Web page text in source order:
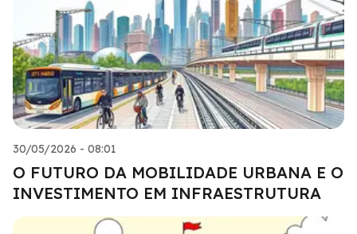
30/05/2026 - 08:01
O FUTURO DA MOBILIDADE URBANA E O
INVESTIMENTO EM INFRAESTRUTURA